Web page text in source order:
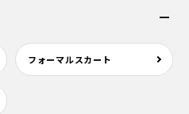
フォーマルスカート